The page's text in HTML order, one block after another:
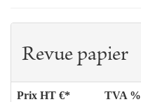
Revue papier
Prix HT €* TVA %